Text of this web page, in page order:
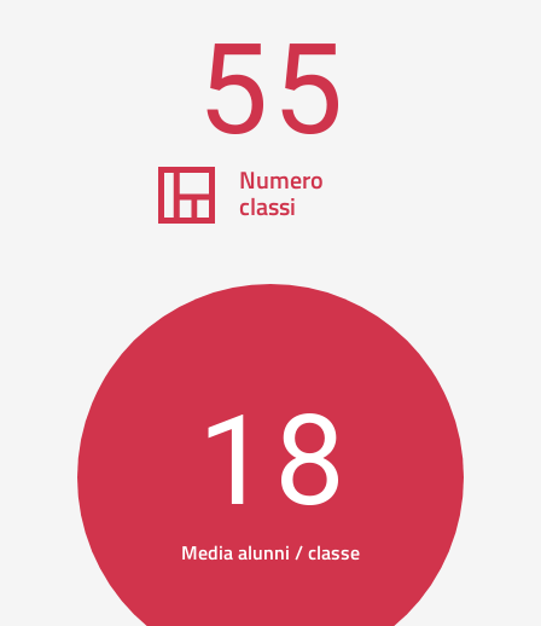
55
Numero
classi
18
Media alunni / classe